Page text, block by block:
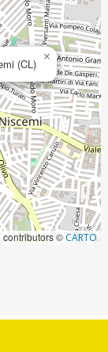
(CL) ×
contributors ©CARTO